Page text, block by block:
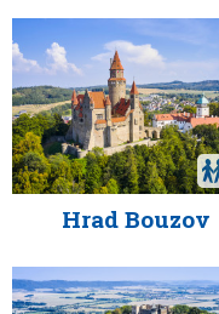
Hrad Bouzov